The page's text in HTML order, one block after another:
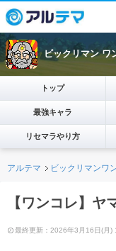
ビックリマン ワ
トップ
最強キャラ
リセマラやり方
アルテマ ビックリマンワ
【ワンコレ】ヤ
最終更新：2026年3月16日(月)